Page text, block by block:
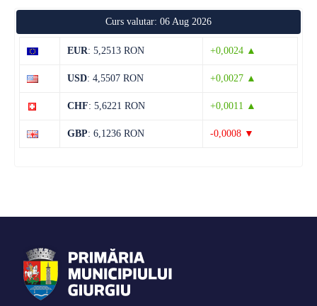
37°C 21°C
Marți
12 august
Curs valutar: 06 Aug 2026
EUR: 5,2513 RON +0,0024 ▲
USD: 4,5507 RON +0,0027 ▲
CHF: 5,6221 RON +0,0011 ▲
GBP: 6,1236 RON -0,0008 ▼